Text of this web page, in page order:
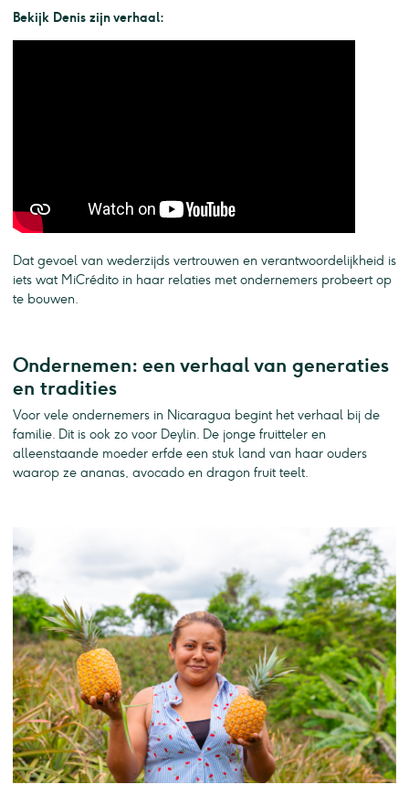
Bekijk Denis zijn verhaal:
Dat gevoel van wederzijds vertrouwen en verantwoordelijkheid is
iets wat MiCrédito in haar relaties met ondernemers probeert op
te bouwen.
Ondernemen: een verhaal van generaties
en tradities
Voor vele ondernemers in Nicaragua begint het verhaal bij de
familie. Dit is ook zo voor Deylin. De jonge fruitteler en
alleenstaande moeder erfde een stuk land van haar ouders
waarop ze ananas, avocado en dragon fruit teelt.